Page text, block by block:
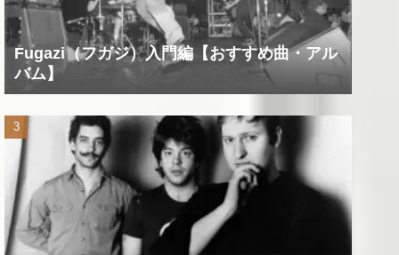
Fugazi（フガジ）入門編【おすすめ曲・アル
バム】